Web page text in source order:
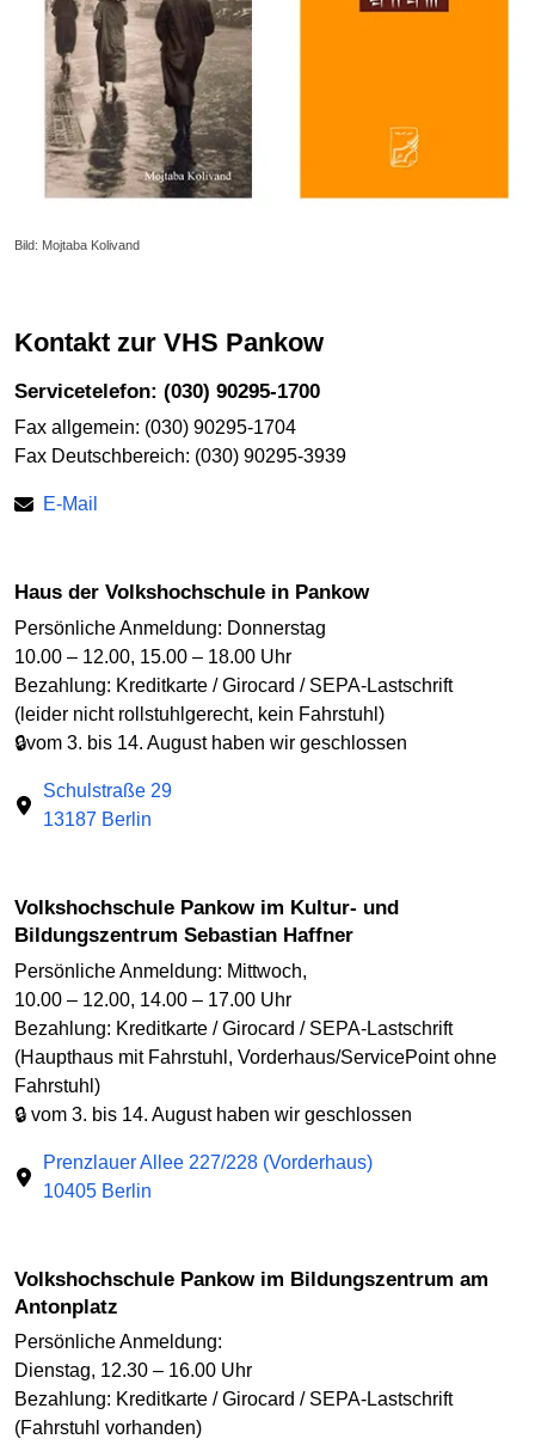
Bild: Mojtaba Kolivand
Kontakt zur VHS Pankow
Servicetelefon: (030) 90295-1700
Fax allgemein: (030) 90295-1704
Fax Deutschbereich: (030) 90295-3939
E-Mail
Haus der Volkshochschule in Pankow
Persönliche Anmeldung: Donnerstag
10.00 – 12.00, 15.00 – 18.00 Uhr
Bezahlung: Kreditkarte / Girocard / SEPA-Lastschrift
(leider nicht rollstuhlgerecht, kein Fahrstuhl)
🔒vom 3. bis 14. August haben wir geschlossen
Schulstraße 29
13187 Berlin
Volkshochschule Pankow im Kultur- und
Bildungszentrum Sebastian Haffner
Persönliche Anmeldung: Mittwoch,
10.00 – 12.00, 14.00 – 17.00 Uhr
Bezahlung: Kreditkarte / Girocard / SEPA-Lastschrift
(Haupthaus mit Fahrstuhl, Vorderhaus/ServicePoint ohne
Fahrstuhl)
🔒 vom 3. bis 14. August haben wir geschlossen
Prenzlauer Allee 227/228 (Vorderhaus)
10405 Berlin
Volkshochschule Pankow im Bildungszentrum am
Antonplatz
Persönliche Anmeldung:
Dienstag, 12.30 – 16.00 Uhr
Bezahlung: Kreditkarte / Girocard / SEPA-Lastschrift
(Fahrstuhl vorhanden)